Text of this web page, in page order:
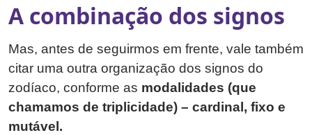
A combinação dos signos
Mas, antes de seguirmos em frente, vale também
citar uma outra organização dos signos do
zodíaco, conforme as modalidades (que
chamamos de triplicidade) – cardinal, fixo e
mutável.